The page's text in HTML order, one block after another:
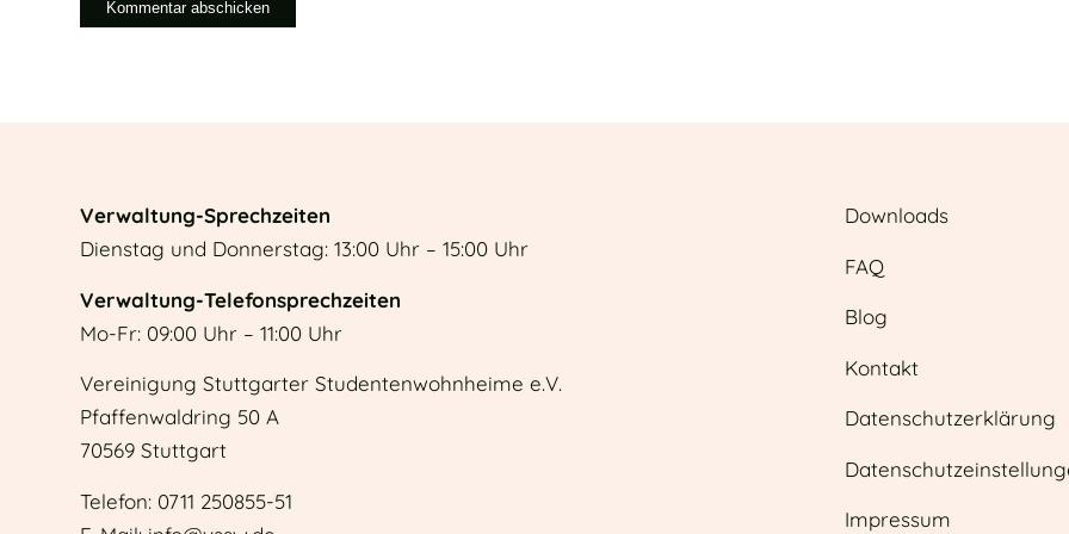
Verwaltung-Sprechzeiten
Dienstag und Donnerstag: 13:00 Uhr – 15:00 Uhr
Verwaltung-Telefonsprechzeiten
Mo-Fr: 09:00 Uhr – 11:00 Uhr
Vereinigung Stuttgarter Studentenwohnheime e.V.
Pfaffenwaldring 50 A
70569 Stuttgart
Telefon: 0711 250855-51
Downloads
FAQ
Blog
Kontakt
Datenschutzerklärung
Impressum